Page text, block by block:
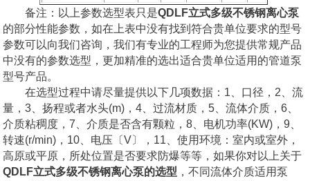
备注：以上参数选型表只是QDLF立式多级不锈钢离心泵
的部分性能参数，如在上表中没有找到符合贵单位要求的型号
参数可以向我们咨询，我们有专业的工程师为您提供常规产品
中没有的参数选型，更加精准的选出适合贵单位适用的管道泵
型号产品。
在选型过程中请尽量提供以下几项数据：1、口径，2、流
量，3、扬程或者水头(m)，4、过流材质，5、流体介质，6、
介质粘稠度，7、介质是否含有颗粒，8、电机功率(KW)，9、
转速(r/min)，10、电压〔V〕，11、使用环境：室内或室外，
高原或平原，所处位置是否要求防爆等等，如果你对以上关于
QDLF立式多级不锈钢离心泵的选型 ，不同流体介质适用泵